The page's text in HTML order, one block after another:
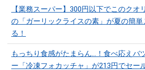
【業務スーパー】300円以下でこのクオ
の「ガーリックライスの素」が夏の簡
る！
もっちり食感がたまらん…！食べ応えバ
ー「冷凍フォカッチャ」が213円でセー